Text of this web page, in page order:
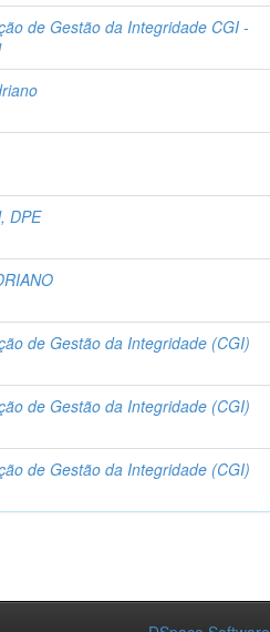
de Gestão da Integridade CGI -
DPE
de Gestão da Integridade (CGI)
de Gestão da Integridade (CGI)
de Gestão da Integridade (CGI)